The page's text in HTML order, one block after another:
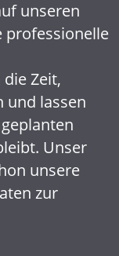
unseren
professionelle
Zeit,
und lassen
Unser
unsere
zur